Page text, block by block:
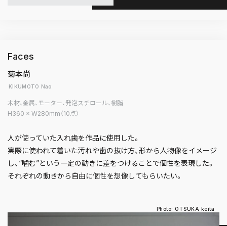
Faces
菊本尚
KIKUMOTO Nao
木材、金属、モーター、発泡スチロール、樹脂
H360 × W280mm（10点）
人が使っていた入れ歯を作品に使用した。
実際に使われて着いた汚れや歯の抜け方、形から人物像をイメージ
し、“噛む”という一定の動きに差をつけることで個性を表現した。
それぞれの動きから自由に個性を想像してもらいたい。
Photo: OTSUKA keita